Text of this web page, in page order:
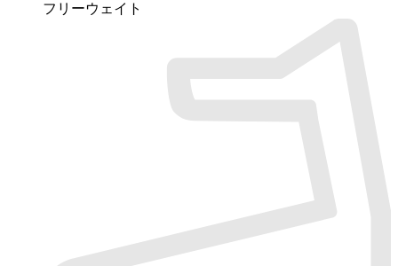
フリーウェイト